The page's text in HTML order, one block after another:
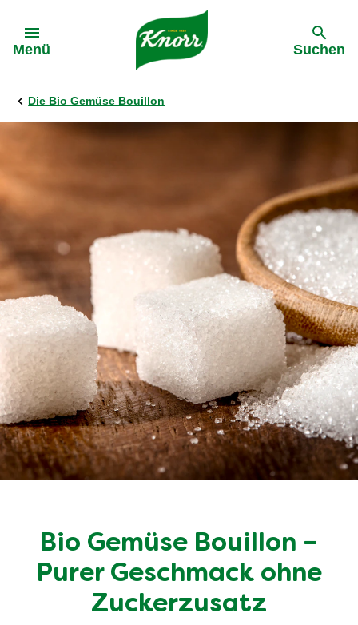
Menü Suchen
Die Bio Gemüse Bouillon
Bio Gemüse Bouillon –
Purer Geschmack ohne
Zuckerzusatz